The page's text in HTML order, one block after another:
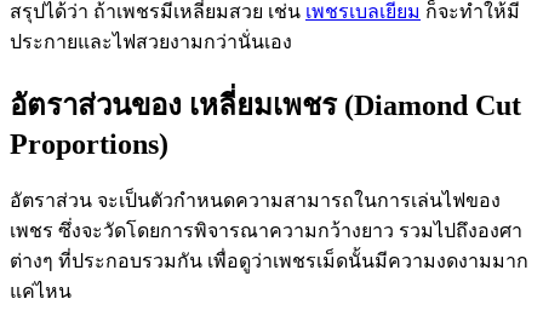
สรุปได้ว่า ถ้าเพชรมีเหลี่ยมสวย เช่น เพชรเบลเยียม ก็จะทำให้มี
ประกายและไฟสวยงามกว่านั่นเอง
อัตราส่วนของ เหลี่ยมเพชร (Diamond Cut
Proportions)
อัตราส่วน จะเป็นตัวกำหนดความสามารถในการเล่นไฟของ
เพชร ซึ่งจะวัดโดยการพิจารณาความกว้างยาว รวมไปถึงองศา
ต่างๆ ที่ประกอบรวมกัน เพื่อดูว่าเพชรเม็ดนั้นมีความงดงามมาก
แค่ไหน